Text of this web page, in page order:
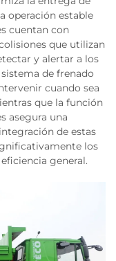
operación estable
cuentan con
que utilizan
y alertar a los
de frenado
cuando sea
que la función
asegura una
de estas
los
general.